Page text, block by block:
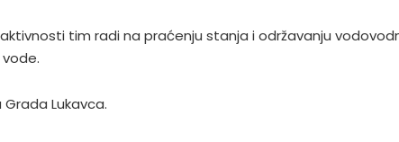
tim radi na praćenju stanja i održavanju
Lukavca.